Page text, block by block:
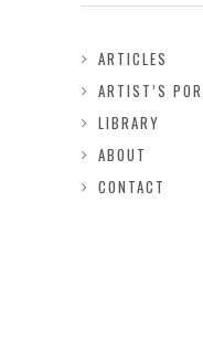
ARTICLES
ARTIST’S
LIBRARY
ABOUT
CONTACT